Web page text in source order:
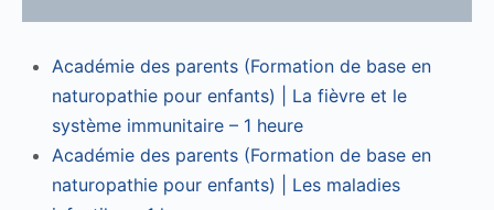
Académie des parents (Formation de base en
naturopathie pour enfants) | La fièvre et le
système immunitaire – 1 heure
Académie des parents (Formation de base en
naturopathie pour enfants) | Les maladies